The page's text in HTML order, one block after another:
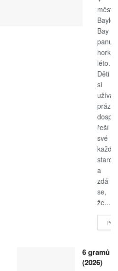
Bay
panuje
horké
léto.
Děti
si
užívají
řeší
své
a
zdá
se,
že...
6 gramů
(2026)